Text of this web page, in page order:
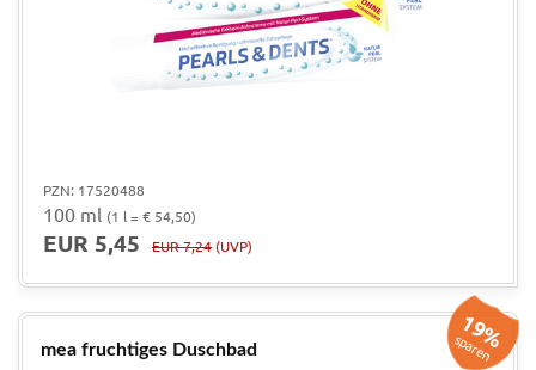
PZN: 17520488
100 ml (1 l = € 54,50)
EUR 5,45 EUR 7,24 (UVP)
mea fruchtiges Duschbad 19%
sparen